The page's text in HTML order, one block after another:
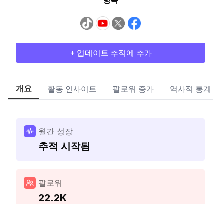
+ 업데이트 추적에 추가
개요 활동 인사이트 팔로워 증가 역사적 통계
월간 성장
추적 시작됨
팔로워
22.2K